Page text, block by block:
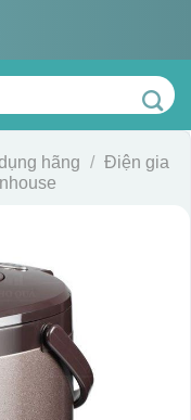
hãng / Điện gia